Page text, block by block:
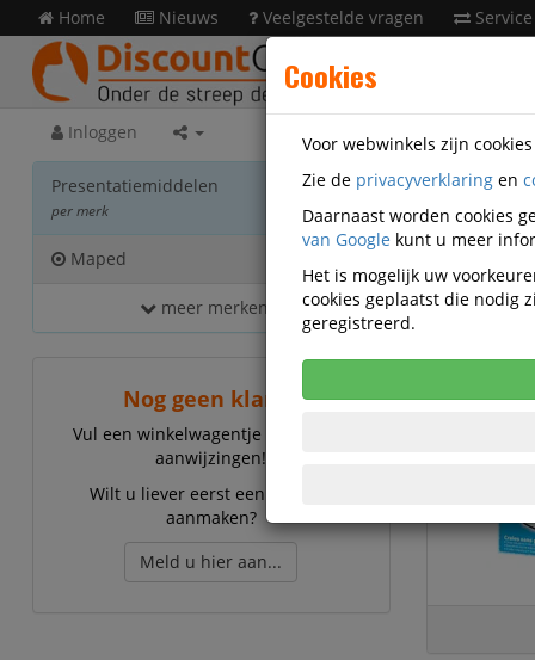
Home Nieuws Veelgestelde vragen
Inloggen
Presentatiemiddelen
per merk
Maped
meer merken...
Nog geen klant?
Vul een winkelwagentje en volg de
aanwijzingen!
Wilt u liever eerst een account
aanmaken?
Meld u hier aan...
Cookies
Voor webwinkels zijn
Zie de privacyverklaring en
Daarnaast worden cookies
van Google kunt u meer
Het is mogelijk uw
cookies geplaatst die nodig
geregistreerd.